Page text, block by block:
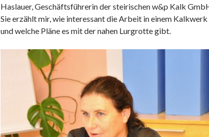
Haslauer, Geschäftsführerin der steirischen w&p Kalk
Sie erzählt mir, wie interessant die Arbeit in einem Kalkwerk
und welche Pläne es mit der nahen Lurgrotte gibt.